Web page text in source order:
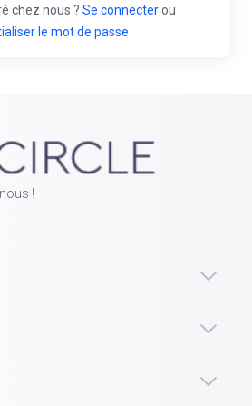
chez nous ? Se connecterou
le mot de passe
!